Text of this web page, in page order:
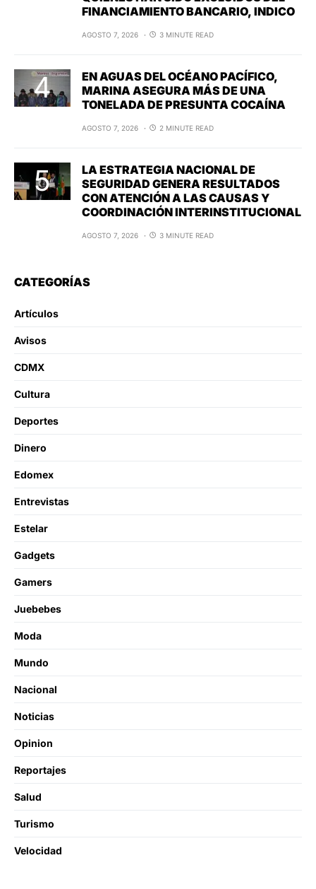
FINANCIAMIENTO BANCARIO, INDICO
AGOSTO 7, 2026 3 MINUTE READ
EN AGUAS DEL OCÉANO PACÍFICO,
MARINA ASEGURA MÁS DE UNA
TONELADA DE PRESUNTA COCAÍNA
AGOSTO 7, 2026 2 MINUTE READ
LA ESTRATEGIA NACIONAL DE
SEGURIDAD GENERA RESULTADOS
CON ATENCIÓN A LAS CAUSAS Y
COORDINACIÓN INTERINSTITUCIONAL
AGOSTO 7, 2026 3 MINUTE READ
CATEGORÍAS
Artículos
Avisos
CDMX
Cultura
Deportes
Dinero
Edomex
Entrevistas
Estelar
Gadgets
Gamers
Juebebes
Moda
Mundo
Nacional
Noticias
Opinion
Reportajes
Salud
Turismo
Velocidad